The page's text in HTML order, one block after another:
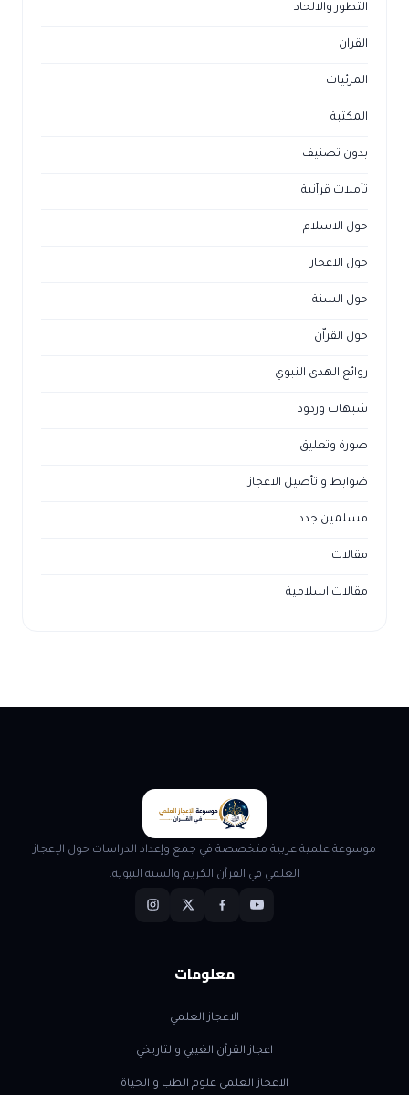
التطور والالحاد
القرآن
المرئيات
المكتبة
بدون تصنيف
تأملات قرآنية
حول الاسلام
حول الاعجاز
حول السنة
حول القراّن
روائع الهدى النبوي
شبهات وردود
صورة وتعليق
ضوابط و تأصيل الاعجاز
مسلمين جدد
مقالات
مقالات اسلامية
موسوعة علمية عربية متخصصة في جمع وإعداد الدراسات حول الإعجاز
العلمي في القرآن الكريم والسنة النبوية.
معلومات
الاعجاز العلمي
اعجاز القرآن الغيبي والتاريخي
الاعجاز العلمي علوم الطب و الحياة